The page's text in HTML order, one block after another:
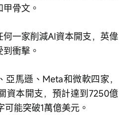
骨文。
一家削減AI資本開支，英偉
衝擊。
馬遜、Meta和微軟四家，
資本開支，預計達到7250億
能突破1萬億美元。